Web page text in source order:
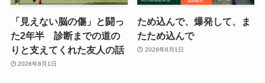
「見えない脳の傷」と闘っ
た2年半 診断までの道の
りと支えてくれた友人の話
2026年6月1日
ため込んで、爆発して、ま
たため込んで
2026年6月1日